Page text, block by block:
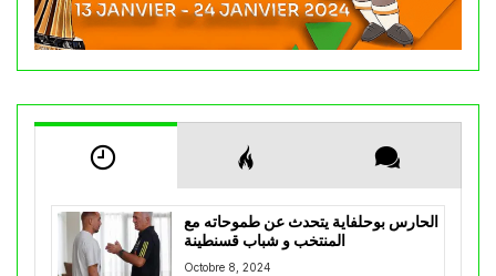
الحارس بوحلفاية يتحدث عن طموحاته مع
المنتخب و شباب قسنطينة
Octobre 8, 2024